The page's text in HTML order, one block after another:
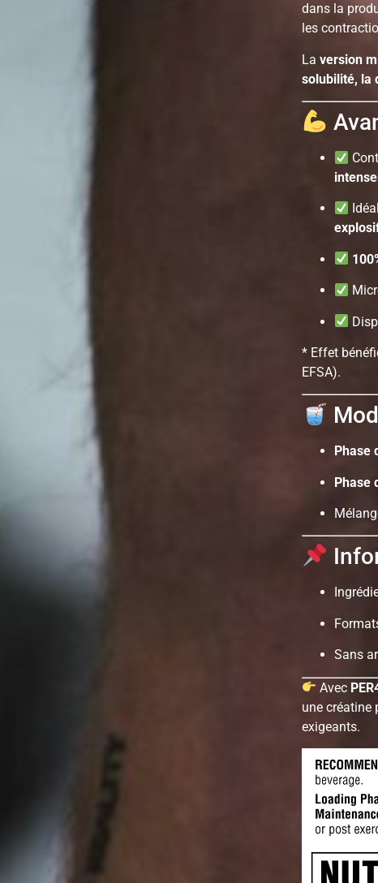
dans la
les
La version
solubilité, la
* Effet
EFSA).
Phase
Phase
Sans
Avec
une créatine
exigeants.